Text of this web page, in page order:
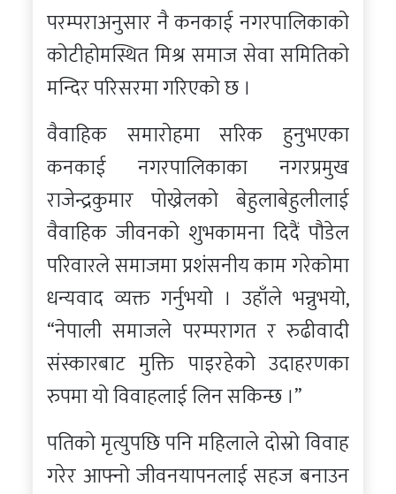
परम्पराअनुसार नै कनकाई नगरपालिकाको
कोटीहोमस्थित मिश्र समाज सेवा समितिको
मन्दिर परिसरमा गरिएको छ ।
वैवाहिक समारोहमा सरिक हुनुभएका
कनकाई नगरपालिकाका नगरप्रमुख
राजेन्द्रकुमार पोख्रेलको बेहुलाबेहुलीलाई
वैवाहिक जीवनको शुभकामना दिदैं पौडेल
परिवारले समाजमा प्रशंसनीय काम गरेकोमा
धन्यवाद व्यक्त गर्नुभयो । उहाँले भन्नुभयो,
“नेपाली समाजले परम्परागत र रुढीवादी
संस्कारबाट मुक्ति पाइरहेको उदाहरणका
रुपमा यो विवाहलाई लिन सकिन्छ ।”
पतिको मृत्युपछि पनि महिलाले दोस्रो विवाह
गरेर आफ्नो जीवनयापनलाई सहज बनाउन